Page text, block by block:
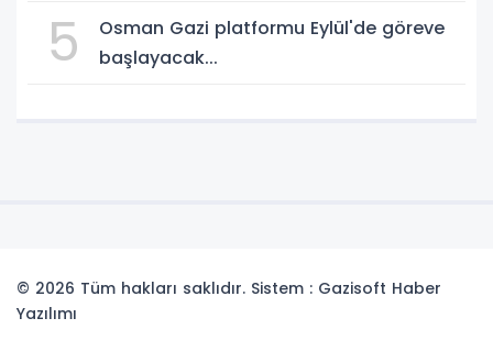
5
Osman Gazi platformu Eylül'de göreve
başlayacak...
© 2026 Tüm hakları saklıdır. Sistem : Gazisoft Haber
Yazılımı